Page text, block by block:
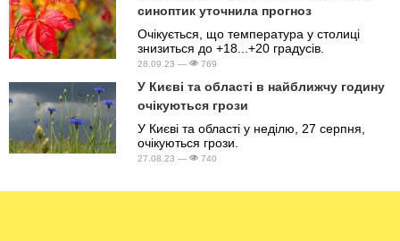
синоптик уточнила прогноз
Очікується, що температура у столиці
знизиться до +18...+20 градусів.
28.09.23 — 769
У Києві та області в найближчу годину
очікуються грози
У Києві та області у неділю, 27 серпня,
очікуються грози.
27.08.23 — 740